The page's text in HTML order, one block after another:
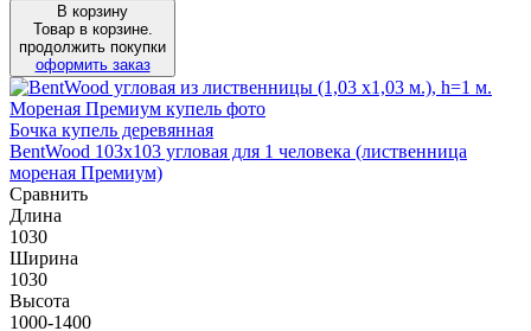
В корзину
Товар в корзине.
продолжить покупки
оформить заказ
Бочка купель деревянная
BentWood 103х103 угловая для 1 человека (лиственница
мореная Премиум)
Сравнить
Длина
1030
Ширина
1030
Высота
1000-1400